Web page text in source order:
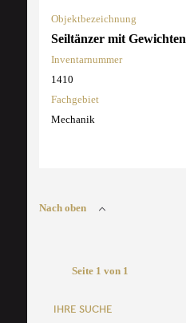
Objektbezeichnung
Seiltänzer mit Gewichten
Inventarnummer
1410
Fachgebiet
Mechanik
Nach oben
Seite 1 von 1
IHRE SUCHE